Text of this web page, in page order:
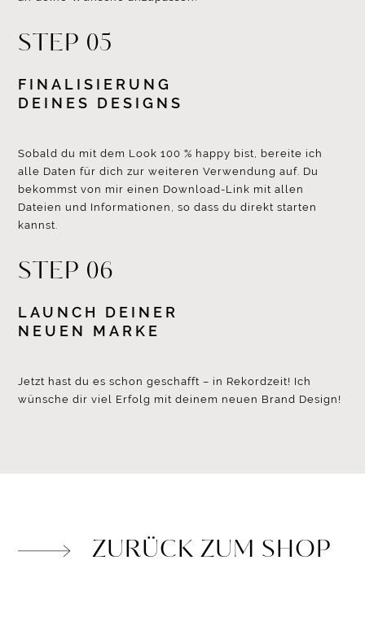
STEP 05
FINALISIERUNG
DEINES DESIGNS
Sobald du mit dem Look 100 % happy bist, bereite ich
alle Daten für dich zur weiteren Verwendung auf. Du
bekommst von mir einen Download-Link mit allen
Dateien und Informationen, so dass du direkt starten
kannst.
STEP 06
LAUNCH DEINER
NEUEN MARKE
Jetzt hast du es schon geschafft – in Rekordzeit! Ich
wünsche dir viel Erfolg mit deinem neuen Brand Design!
ZURÜCK ZUM SHOP